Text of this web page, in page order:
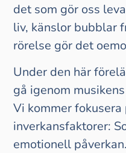
det som gör oss
liv, känslor bubblar
rörelse gör det
Under den här
gå igenom
Vi kommer
inverkansfaktorer:
emotionell